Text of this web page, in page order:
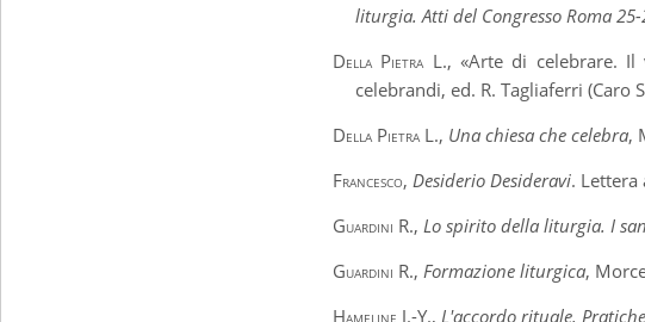
liturgia. Atti del Congresso Roma
Della Pietra L., «Arte di celebrare. Il
celebrandi, ed. R. Tagliaferri (Caro
Della Pietra L., Una chiesa che celebra,
Francesco,Desiderio Desideravi.
Guardini R.,Lo spirito della liturgia. I
Guardini R.,Formazione liturgica,
Hameline J.-Y.,L'accordo rituale.